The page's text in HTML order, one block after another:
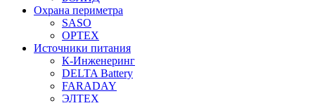
Охрана периметра
SASO
OPTEX
Источники питания
К-Инженеринг
DELTA Battery
FARADAY
ЭЛТЕХ